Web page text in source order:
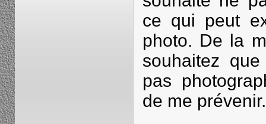
ce qui peut
photo. De la
souhaitez
pas
de me prévenir.